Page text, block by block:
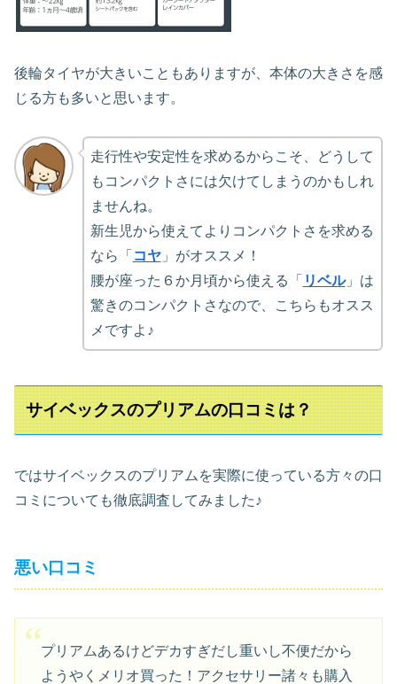
後輪タイヤが大きいこともありますが、本体の大きさを感
じる方も多いと思います。
走行性や安定性を求めるからこそ、どうして
もコンパクトさには欠けてしまうのかもしれ
ませんね。
新生児から使えてよりコンパクトさを求める
なら「 コヤ」がオススメ！
腰が座った６か月頃から使える「 リベル」は
驚きのコンパクトさなので、こちらもオスス
メですよ♪
サイベックスのプリアムの口コミは？
ではサイベックスのプリアムを実際に使っている方々の口
コミについても徹底調査してみました♪
悪い口コミ
プリアムあるけどデカすぎだし重いし不便だから
ようやくメリオ買った！アクセサリー諸々も購入